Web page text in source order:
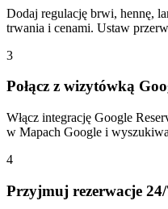
Dodaj regulację brwi, hennę,
trwania i cenami. Ustaw
3
Połącz z wizytówką
Włącz integrację Google
w Mapach Google i
4
Przyjmuj rezerwacje